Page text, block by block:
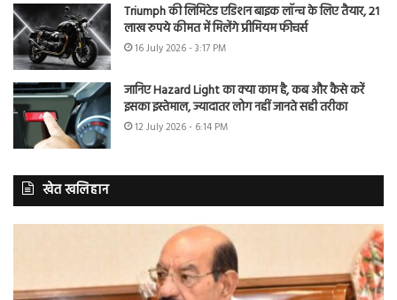
Triumph की लिमिटेड एडिशन बाइक लॉन्च के लिए तैयार, 21
लाख रुपये कीमत में मिलेंगे प्रीमियम फीचर्स
16 July 2026 - 3:17 PM
जानिए Hazard Light का क्या काम है, कब और कैसे करें
इसका इस्तेमाल, ज्यादातर लोग नहीं जानते सही तरीका
12 July 2026 - 6:14 PM
खेत खलिहान